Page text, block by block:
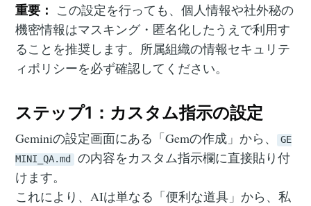
重要： この設定を行っても、個人情報や社外秘の
機密情報はマスキング・匿名化したうえで利用す
ることを推奨します。所属組織の情報セキュリテ
ィポリシーを必ず確認してください。
ステップ1：カスタム指示の設定
Geminiの設定画面にある「Gemの作成」から、 GE
MINI_QA.md
の内容をカスタム指示欄に直接貼り付
けます。
これにより、AIは単なる「便利な道具」から、私